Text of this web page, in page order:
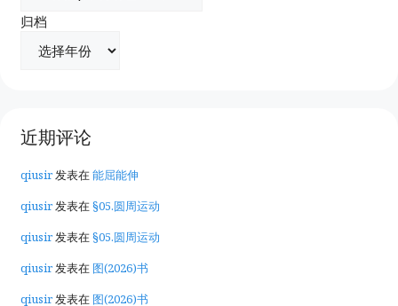
归档
近期评论
qiusir发表在能屈能伸
qiusir发表在§05.圆周运动
qiusir发表在§05.圆周运动
qiusir发表在 图(2026)书
qiusir发表在 图(2026)书